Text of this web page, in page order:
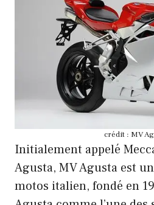
crédit : MV
Initialement appelé
Agusta, MV Agusta est
motos italien, fondé en